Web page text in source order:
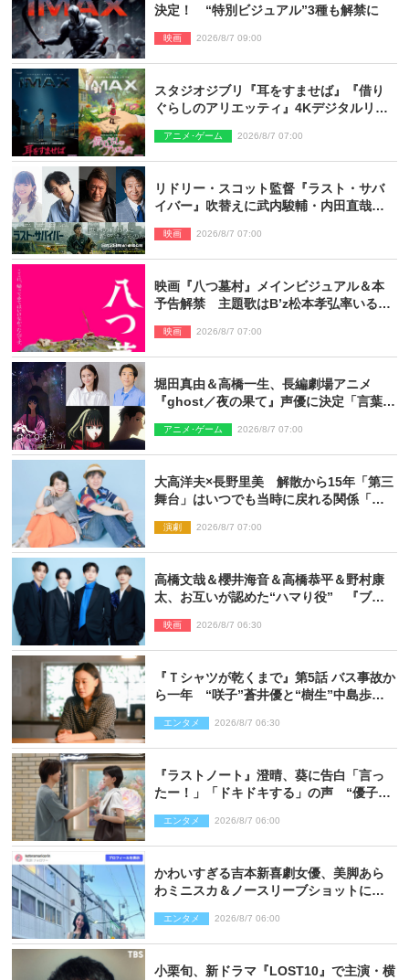
決定！ “特別ビジュアル”3種も解禁に
映画 2026/8/7 09:00
スタジオジブリ『耳をすませば』『借り
ぐらしのアリエッティ』4Kデジタルリマ
アニメ･ゲーム 2026/8/7 07:00
リドリー・スコット監督『ラスト・サバ
イバー』吹替えに武内駿輔・内田直哉・
結！
映画 2026/8/7 07:00
映画『八つ墓村』メインビジュアル＆本
予告解禁 主題歌はB’z松本孝弘率いる
映画 2026/8/7 07:00
堀田真由＆高橋一生、長編劇場アニメ
『ghost／夜の果て』声優に決定「言葉に
た」
アニメ･ゲーム 2026/8/7 07:00
大高洋夫×長野里美 解散から15年「第三
舞台」はいつでも当時に戻れる関係「や
演劇 2026/8/7 07:00
高橋文哉＆櫻井海音＆高橋恭平＆野村康
太、お互いが認めた“ハマり役” 『ブル
映画 2026/8/7 06:30
『Ｔシャツが乾くまで』第5話 バス事故か
ら一年 “咲子”蒼井優と“樹生”中島歩は
エンタメ 2026/8/7 06:30
『ラストノート』澄晴、葵に告白「言っ
たー！」「ドキドキする」の声 “優子劇
エンタメ 2026/8/7 06:00
かわいすぎる吉本新喜劇女優、美脚あら
わミニスカ＆ノースリーブショットに反
エンタメ 2026/8/7 06:00
小栗旬、新ドラマ『LOST10』で主演・横